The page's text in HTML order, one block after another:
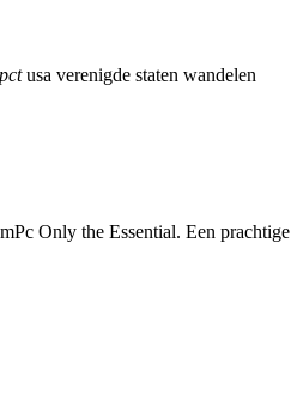
pct usa verenigde staten wandelen
Only the Essential. Een